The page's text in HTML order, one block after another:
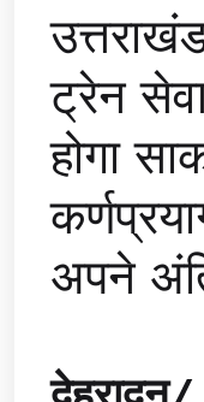
ट्रेन
होगा
अपने